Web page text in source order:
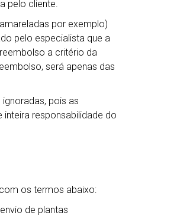
pelo cliente.
por exemplo)
pelo especialista que a
a critério da
será apenas das
pois as
responsabilidade do
os termos abaixo:
de plantas